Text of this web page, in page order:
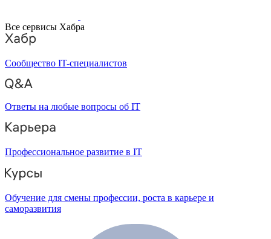
Все сервисы Хабра
Сообщество IT-специалистов
Ответы на любые вопросы об IT
Профессиональное развитие в IT
Обучение для смены профессии, роста в карьере и
саморазвития